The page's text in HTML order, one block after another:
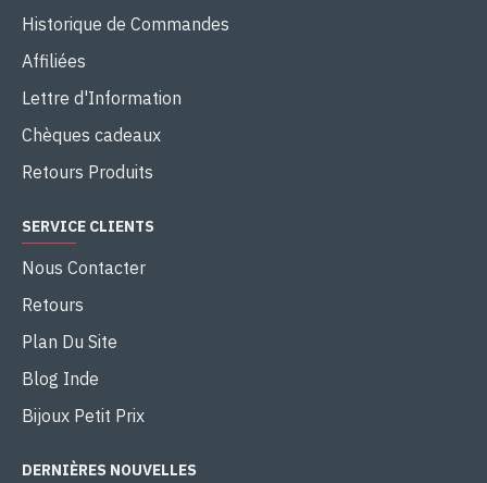
Historique de Commandes
Affiliées
Lettre d'Information
Chèques cadeaux
Retours Produits
SERVICE CLIENTS
Nous Contacter
Retours
Plan Du Site
Blog Inde
Bijoux Petit Prix
DERNIÈRES NOUVELLES